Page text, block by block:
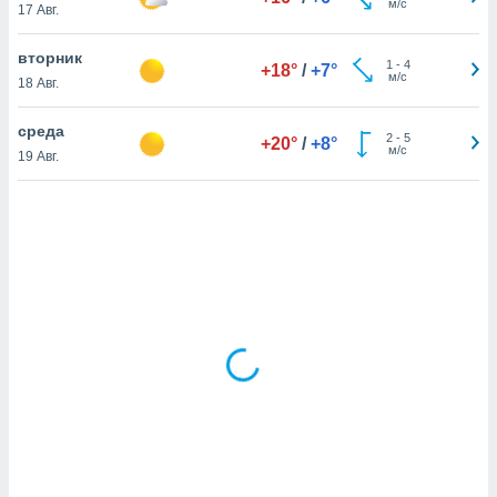
17 Авг.
м/с
вторник
18 Авг.
+18° / +7° 1 - 4
м/с
среда
19 Авг.
+20° / +8° 2- 5
м/с